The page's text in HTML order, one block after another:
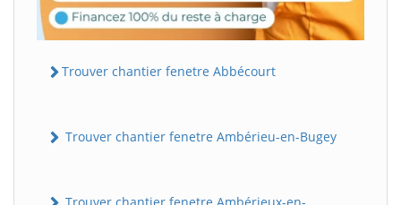
Trouver chantier fenetre Abbécourt
Trouver chantier fenetre Ambérieu-en-Bugey